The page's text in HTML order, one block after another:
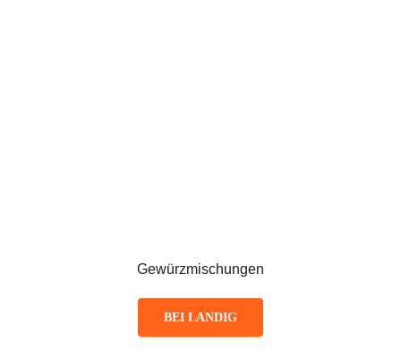
Gewürzmischungen
BEI LANDIG